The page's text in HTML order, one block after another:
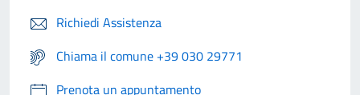
Richiedi Assistenza
Chiama il comune +39 030 29771
Prenota un appuntamento